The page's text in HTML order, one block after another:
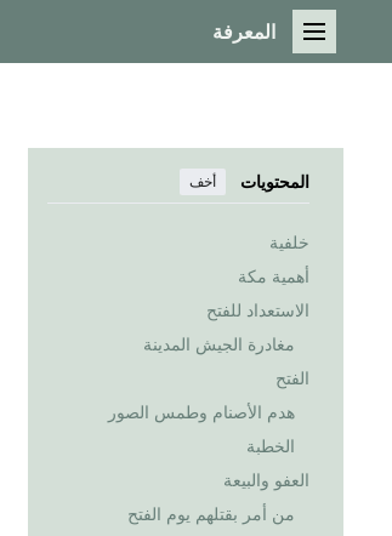
القائمة الرئيسية
المعرفة
المحتويات أخف
خلفية
أهمية مكة
الاستعداد للفتح
مغادرة الجيش المدينة
الفتح
هدم الأصنام وطمس الصور
الخطبة
العفو والبيعة
من أمر بقتلهم يوم الفتح